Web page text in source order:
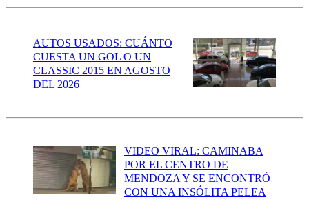
AUTOS USADOS: CUÁNTO
CUESTA UN GOL O UN
CLASSIC 2015 EN AGOSTO
DEL 2026
VIDEO VIRAL: CAMINABA
POR EL CENTRO DE
MENDOZA Y SE ENCONTRÓ
CON UNA INSÓLITA PELEA